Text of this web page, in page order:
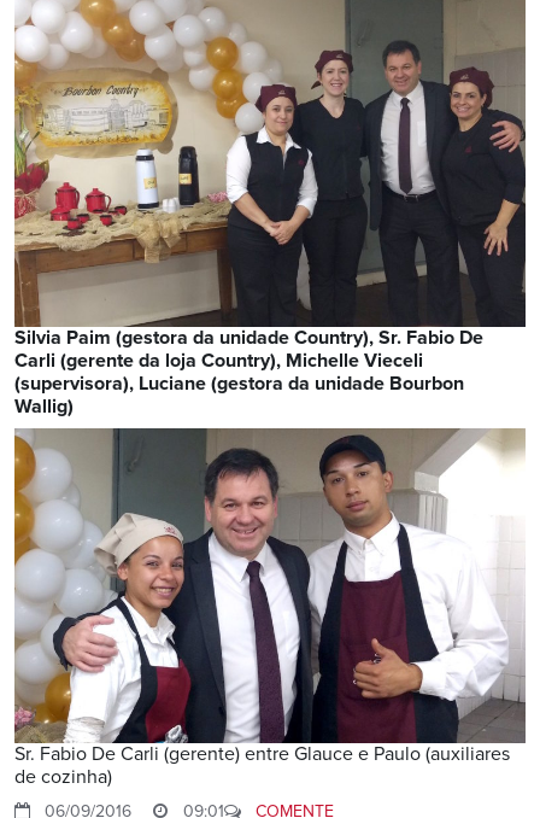
Silvia Paim (gestora da unidade Country), Sr. Fabio De
Carli (gerente da loja Country), Michelle Vieceli
(supervisora), Luciane (gestora da unidade Bourbon
Wallig)
Sr. Fabio De Carli (gerente) entre Glauce e Paulo (auxiliares
de cozinha)
06/09/2016 09:01
COMENTE